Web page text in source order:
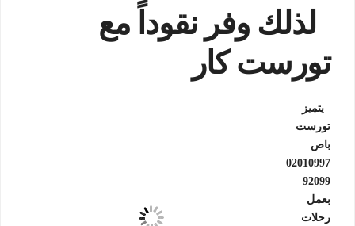
لذلك وفر نقوداً مع
تورست كار
يتميز
تورست
باص
02010997
92099
بعمل
رحلات